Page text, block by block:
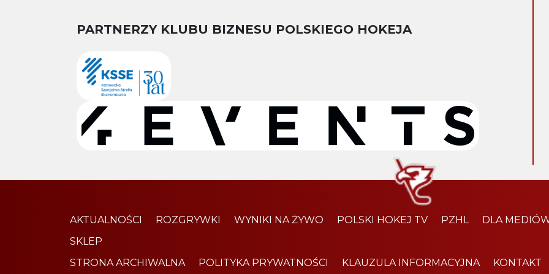
PARTNERZY KLUBU BIZNESU POLSKIEGO HOKEJA
AKTUALNOŚCI ROZGRYWKI WYNIKI NA ŻYWO POLSKI HOKEJ TV PZHL
DLA
SKLEP
STRONA ARCHIWALNA
POLITYKA PRYWATNOŚCI KLAUZULA INFORMACYJNA KONTAKT